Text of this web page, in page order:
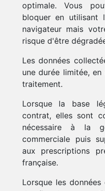
optimale. Vous
bloquer en utilisant
navigateur mais
risque d'être
Les données
une durée limitée,
traitement.
Lorsque la base
contrat, elles sont
nécessaire à la
commerciale puis
aux prescriptions
française.
Lorsque les